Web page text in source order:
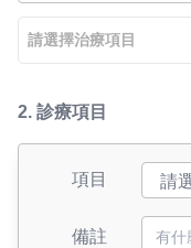
請選擇治療項目
2. 診療項目
項目
備註